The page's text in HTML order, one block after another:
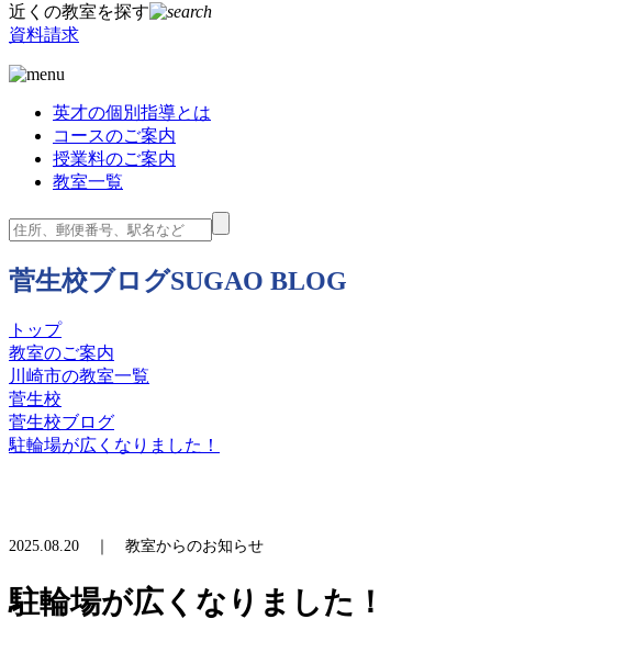
近くの教室を探す
資料請求
英才の個別指導とは
コースのご案内
授業料のご案内
教室一覧
菅生校ブログSUGAO BLOG
トップ
教室のご案内
川崎市の教室一覧
菅生校
菅生校ブログ
駐輪場が広くなりました！
2025.08.20 ｜ 教室からのお知らせ
駐輪場が広くなりました！